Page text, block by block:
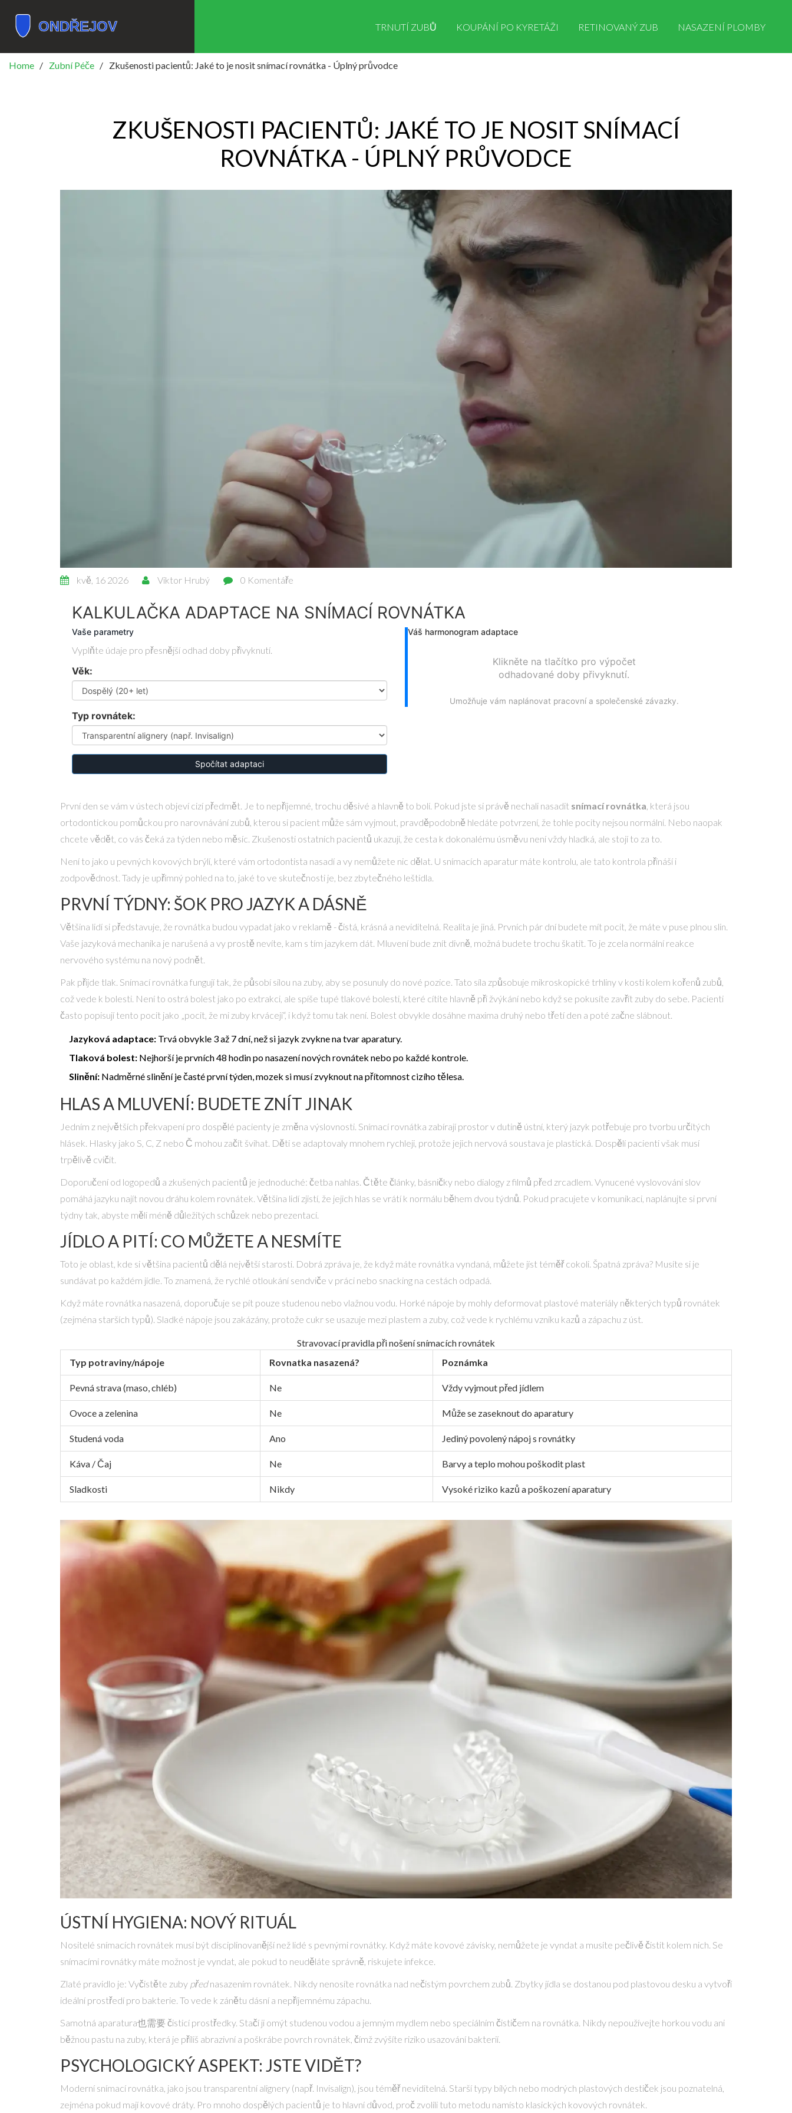
TRNUTÍ ZUBŮ KOUPÁNÍ PO KYRETÁŽI RETINOVANÝ ZUB NASAZENÍ PLOMBY
Home Zubní Péče Zkušenosti pacientů: Jaké to je nosit snímací rovnátka - Úplný průvodce
ZKUŠENOSTI PACIENTŮ: JAKÉ TO JE NOSIT SNÍMACÍ
ROVNÁTKA - ÚPLNÝ PRŮVODCE
kvě, 16 2026 Viktor Hrubý 0 Komentáře
KALKULAČKA ADAPTACE NA SNÍMACÍ ROVNÁTKA
Vaše parametry
Vyplňte údaje pro přesnější odhad doby přivyknutí.
Věk:
Typ rovnátek:
Spočítat adaptaci
Váš harmonogram adaptace
Klikněte na tlačítko pro výpočet
odhadované doby přivyknutí.
Umožňuje vám naplánovat pracovní a společenské závazky.
První den se vám v ústech objeví cizí předmět. Je to nepříjemné, trochu děsivé a hlavně to bolí. Pokud jste si právě nechali nasadit snímací rovnátka , která jsou
ortodontickou pomůckou pro narovnávání zubů, kterou si pacient může sám vyjmout , pravděpodobně hledáte potvrzení, že tohle pocity nejsou normální. Nebo naopak
chcete vědět, co vás čeká za týden nebo měsíc. Zkušenosti ostatních pacientů ukazují, že cesta k dokonalému úsměvu není vždy hladká, ale stojí to za to.
Není to jako u pevných kovových brýlí, které vám ortodontista nasadí a vy nemůžete nic dělat. U snímacích aparatur máte kontrolu, ale tato kontrola přináší i
zodpovědnost. Tady je upřímný pohled na to, jaké to ve skutečnosti je, bez zbytečného leštidla.
PRVNÍ TÝDNY: ŠOK PRO JAZYK A DÁSNĚ
Většina lidí si představuje, že rovnátka budou vypadat jako v reklamě - čistá, krásná a neviditelná. Realita je jiná. Prvních pár dní budete mít pocit, že máte v puse plnou slin.
Vaše jazyková mechanika je narušená a vy prostě nevíte, kam s tím jazykem dát. Mluvení bude znít divně, možná budete trochu škatit. To je zcela normální reakce
nervového systému na nový podnět.
Pak přijde tlak. Snímací rovnátka fungují tak, že působí silou na zuby, aby se posunuly do nové pozice. Tato síla způsobuje mikroskopické trhliny v kosti kolem kořenů zubů,
což vede k bolesti. Není to ostrá bolest jako po extrakci, ale spíše tupé tlakové bolesti, které cítíte hlavně při žvýkání nebo když se pokusíte zavřít zuby do sebe. Pacienti
často popisují tento pocit jako „pocit, že mi zuby krvácejí“, i když tomu tak není. Bolest obvykle dosáhne maxima druhý nebo třetí den a poté začne slábnout.
Jazyková adaptace: Trvá obvykle 3 až 7 dní, než si jazyk zvykne na tvar aparatury.
Tlaková bolest: Nejhorší je prvních 48 hodin po nasazení nových rovnátek nebo po každé kontrole.
Slinění: Nadměrné slinění je časté první týden, mozek si musí zvyknout na přítomnost cizího tělesa.
HLAS A MLUVENÍ: BUDETE ZNÍT JINAK
Jedním z největších překvapení pro dospělé pacienty je změna výslovnosti. Snímací rovnátka zabírají prostor v dutině ústní, který jazyk potřebuje pro tvorbu určitých
hlásek. Hlasky jako S, C, Z nebo Č mohou začít švihat. Děti se adaptovaly mnohem rychleji, protože jejich nervová soustava je plastická. Dospělí pacienti však musí
trpělivě cvičit.
Doporučení od logopedů a zkušených pacientů je jednoduché: četba nahlas. Čtěte články, básničky nebo dialogy z filmů před zrcadlem. Vynucené vyslovování slov
pomáhá jazyku najít novou dráhu kolem rovnátek. Většina lidí zjistí, že jejich hlas se vrátí k normálu během dvou týdnů. Pokud pracujete v komunikaci, naplánujte si první
týdny tak, abyste měli méně důležitých schůzek nebo prezentací.
JÍDLO A PITÍ: CO MŮŽETE A NESMÍTE
Toto je oblast, kde si většina pacientů dělá největší starosti. Dobrá zpráva je, že když máte rovnátka vyndaná, můžete jíst téměř cokoli. Špatná zpráva? Musíte si je
sundávat po každém jídle. To znamená, že rychlé otloukání sendviče v práci nebo snacking na cestách odpadá.
Když máte rovnátka nasazená, doporučuje se pít pouze studenou nebo vlažnou vodu. Horké nápoje by mohly deformovat plastové materiály některých typů rovnátek
(zejména starších typů). Sladké nápoje jsou zakázány, protože cukr se usazuje mezi plastem a zuby, což vede k rychlému vzniku kazů a zápachu z úst.
Stravovací pravidla při nošení snímacích rovnátek
Typ potraviny/nápoje
Rovnatka nasazená? Poznámka
Pevná strava (maso, chléb) Ne Vždy vyjmout před jídlem
Ovoce a zelenina Ne Může se zaseknout do aparatury
Studená voda Ano Jediný povolený nápoj s rovnátky
Káva / Čaj Ne Barvy a teplo mohou poškodit plast
Sladkosti Nikdy Vysoké riziko kazů a poškození aparatury
ÚSTNÍ HYGIENA: NOVÝ RITUÁL
Nositelé snímacích rovnátek musí být disciplinovanější než lidé s pevnými rovnátky. Když máte kovové závisky, nemůžete je vyndat a musíte pečlivě čistit kolem nich. Se
snímacími rovnátky máte možnost je vyndat, ale pokud to neuděláte správně, riskujete infekce.
Zlaté pravidlo je: Vyčistěte zuby přednasazením rovnátek. Nikdy nenosíte rovnátka nad nečistým povrchem zubů. Zbytky jídla se dostanou pod plastovou desku a vytvoří
ideální prostředí pro bakterie. To vede k zánětu dásní a nepříjemnému zápachu.
Samotná aparatura也需要 čisticí prostředky. Stačí ji omýt studenou vodou a jemným mydlem nebo speciálním čističem na rovnátka. Nikdy nepoužívejte horkou vodu ani
běžnou pastu na zuby, která je příliš abrazivní a poškrábe povrch rovnátek, čímž zvýšíte riziko usazování bakterií.
PSYCHOLOGICKÝ ASPEKT: JSTE VIDĚT?
Moderní snímací rovnátka, jako jsou transparentní alignery (např. Invisalign), jsou téměř neviditelná. Starší typy bílých nebo modrých plastových destiček jsou poznatelná,
zejména pokud mají kovové dráty. Pro mnoho dospělých pacientů je to hlavní důvod, proč zvolili tuto metodu namísto klasických kovových rovnátek.